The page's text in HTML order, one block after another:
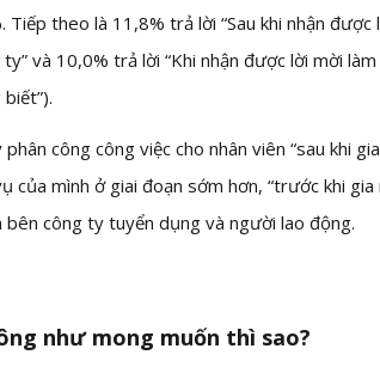
theo là 11,8% trả lời “Sau khi nhận được
và 10,0% trả lời “Khi nhận được lời mời làm
công công việc cho nhân viên “sau khi
của mình ở giai đoạn sớm hơn, “trước khi
công ty tuyển dụng và người lao động.
như mong muốn thì sao?